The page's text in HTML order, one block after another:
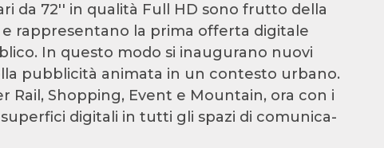
da 72'' in qualità Full HD sono frutto della
rappresentano la prima offerta digitale
In questo modo si inaugurano nuovi
pubblicità animata in un contesto urbano.
Rail, Shopping, Event e Mountain, ora con i
digitali in tutti gli spazi di comunica-